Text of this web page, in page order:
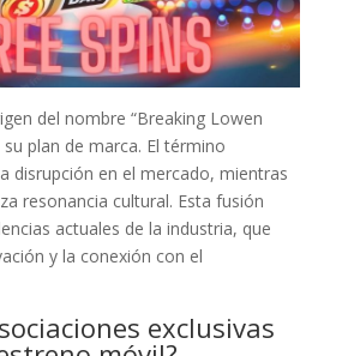
del nombre “Breaking Lowen
su plan de marca. El término
disrupción en el mercado, mientras
resonancia cultural. Esta fusión
actuales de la industria, que
y la conexión con el
exclusivas